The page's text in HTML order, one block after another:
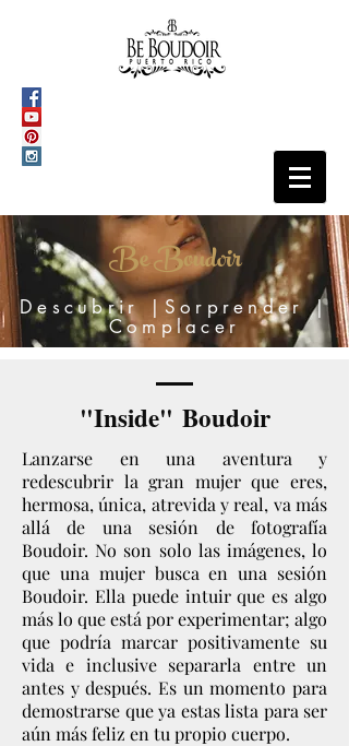
Be Boudoir
Descubrir |Sorprender |
Complacer
"Inside" Boudoir
Lanzarse en una aventura y
redescubrir la gran mujer que eres,
hermosa, única, atrevida y real, va más
allá de una sesión de fotografía
Boudoir. No son solo las imágenes, lo
que una mujer busca en una sesión
Boudoir. Ella puede intuir que es algo
más lo que está por experimentar; algo
que podría marcar positivamente su
vida e inclusive separarla entre un
antes y después. Es un momento para
demostrarse que ya estas lista para ser
aún más feliz en tu propio cuerpo.